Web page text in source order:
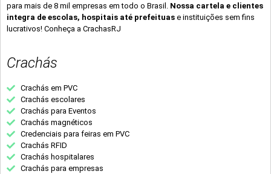
para mais de 8 mil empresas em todo o Brasil. Nossa cartela e clientes
integra de escolas, hospitais até prefeituas e instituições sem fins
lucrativos! Conheça a CrachasRJ
Crachás
Crachás em PVC
Crachás escolares
Crachás para Eventos
Crachás magnéticos
Credenciais para feiras em PVC
Crachás RFID
Crachás hospitalares
Crachás para empresas